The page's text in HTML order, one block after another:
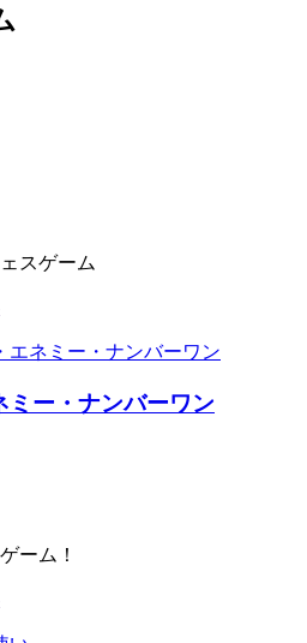
スゲーム
ミー・ナンバーワン
ーム！